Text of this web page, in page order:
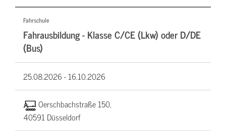
Fahrschule
Fahrausbildung - Klasse C/CE (Lkw) oder D/DE
(Bus)
25.08.2026 -16.10.2026
Oerschbachstraße 150,
40591 Düsseldorf